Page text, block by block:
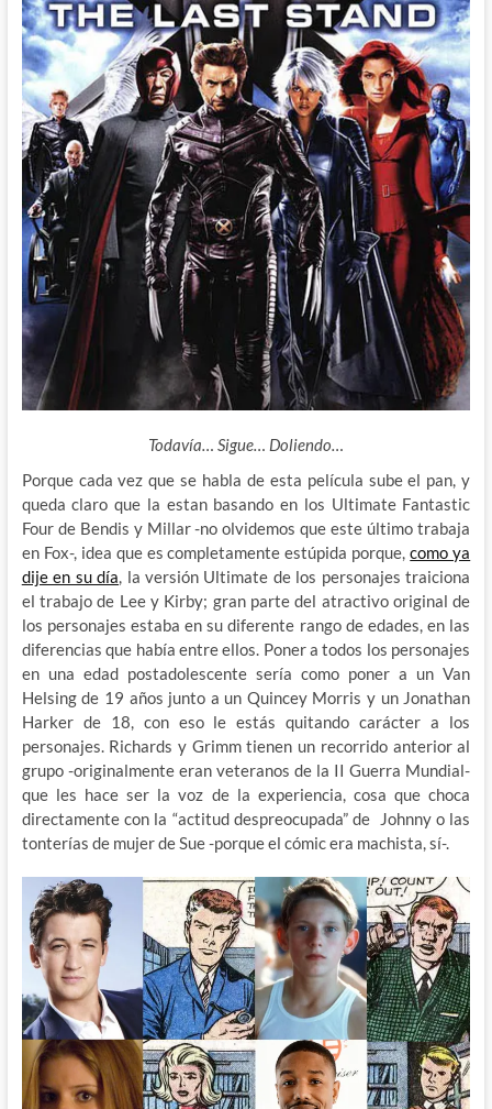
Todavía… Sigue… Doliendo…
Porque cada vez que se habla de esta película sube el pan, y
queda claro que la estan basando en los Ultimate Fantastic
Four de Bendis y Millar -no olvidemos que este último trabaja
en Fox-, idea que es completamente estúpida porque,como ya
dije en su día, la versión Ultimate de los personajes traiciona
el trabajo de Lee y Kirby; gran parte del atractivo original de
los personajes estaba en su diferente rango de edades, en las
diferencias que había entre ellos. Poner a todos los personajes
en una edad postadolescente sería como poner a un Van
Helsing de 19 años junto a un Quincey Morris y un Jonathan
Harker de 18, con eso le estás quitando carácter a los
personajes. Richards y Grimm tienen un recorrido anterior al
grupo -originalmente eran veteranos de la II Guerra Mundial-
que les hace ser la voz de la experiencia, cosa que choca
directamente con la “actitud despreocupada” de Johnny o las
tonterías de mujer de Sue -porque el cómic era machista, sí-.